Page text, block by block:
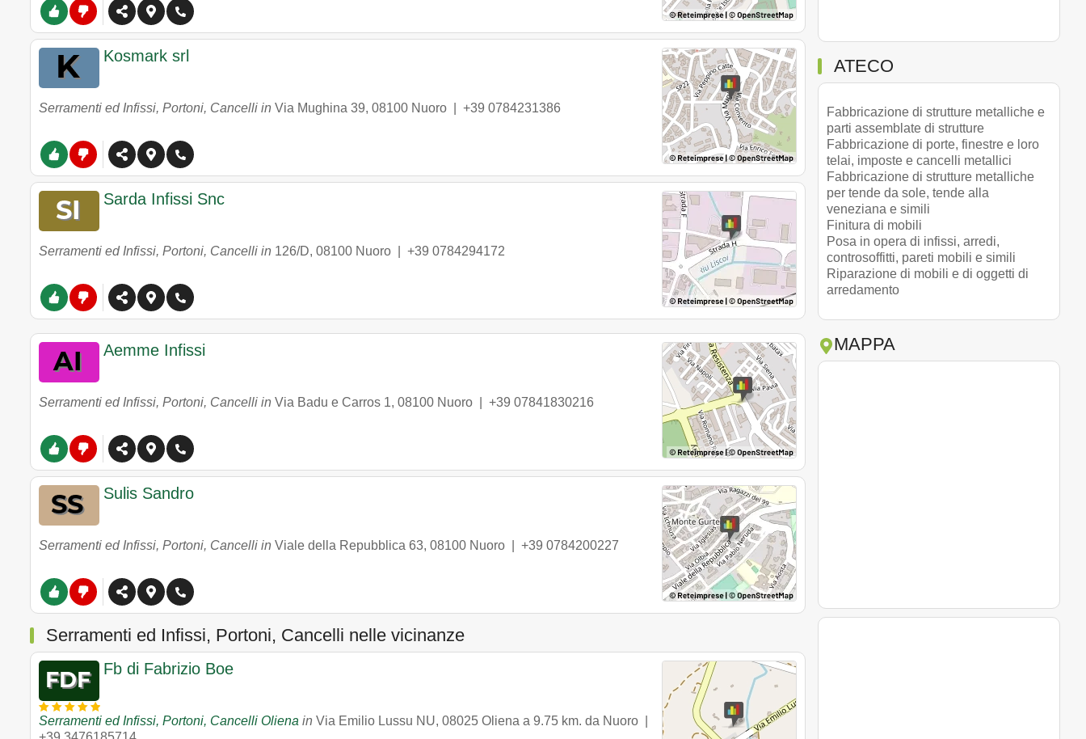
Kosmark srl
Serramenti ed Infissi, Portoni, Cancelli in Via Mughina 39, 08100 Nuoro +39 0784231386
Sarda Infissi Snc
Serramenti ed Infissi, Portoni, Cancelli in 126/D, 08100 Nuoro +39 0784294172
Aemme Infissi
Serramenti ed Infissi, Portoni, Cancelli in Via Badu e Carros 1, 08100 Nuoro +39 07841830216
Sulis Sandro
Serramenti ed Infissi, Portoni, Cancelli in Viale della Repubblica 63, 08100 Nuoro +39 0784200227
Serramenti ed Infissi, Portoni, Cancelli nelle vicinanze
Fb di Fabrizio Boe
Serramenti ed Infissi, Portoni, Cancelli Oliena in Via Emilio Lussu NU, 08025 Oliena a 9.75 km. da Nuoro |
ATECO
Fabbricazione di strutture metalliche e
parti assemblate di strutture
Fabbricazione di porte, finestre e loro
telai, imposte e cancelli metallici
Fabbricazione di strutture metalliche
per tende da sole, tende alla
veneziana e simili
Finitura di mobili
Posa in opera di infissi, arredi,
controsoffitti, pareti mobili e simili
Riparazione di mobili e di oggetti di
arredamento
MAPPA